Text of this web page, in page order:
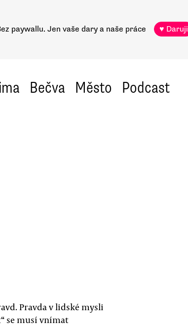
paywallu. Jen vaše dary a naše práce ♥ Daruji
Bečva Město Podcast
Pravda v lidské mysli
se musí vnímat